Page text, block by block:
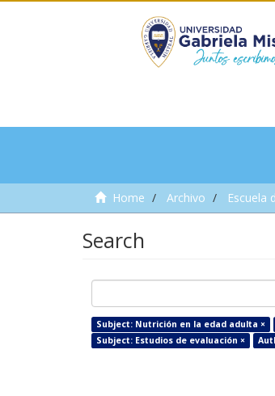
Home Archivo Escuela
Search
Subject: Nutrición en la edad adulta ×
Subject: Estudios de evaluación ×